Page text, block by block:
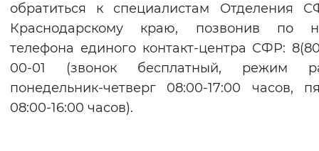
обратиться к специалистам Отделения
Краснодарскому краю, позвонив по
телефона единого контакт-центра СФР:
00-01 (звонок бесплатный, режим
понедельник-четверг 08:00-17:00 часов,
08:00-16:00 часов).